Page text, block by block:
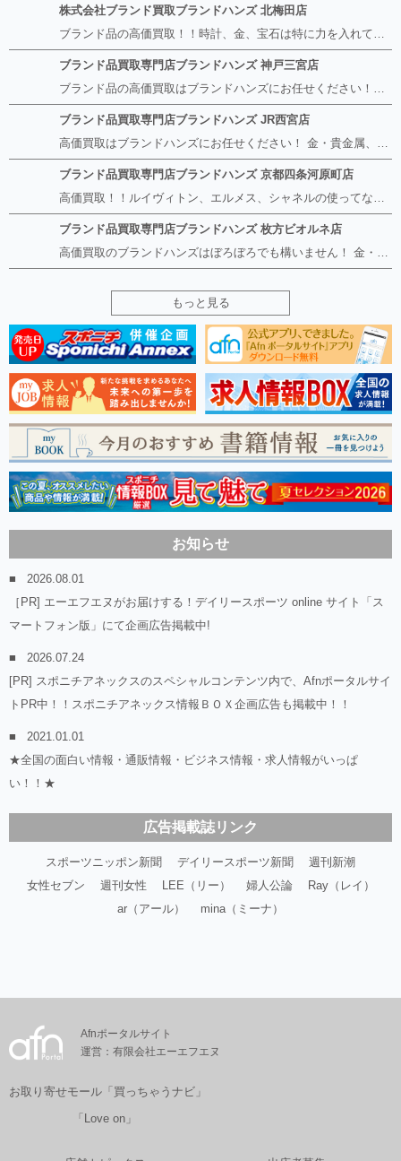
株式会社ブランド買取ブランドハンズ 北梅田店
ブランド品の高価買取！！時計、金、宝石は特に力を入れています！ ルイヴィトン、シャネル、ロレックス、エルメスはもちろん、グッチ、プラダ、セリーヌ、フェンディなどなど、 その他ブランド食器、銀シルバー製品、美容機器、脱毛器、スマホなど幅広く取り扱っているので まずは無料査定にお越しください！ 手数料は全て無料！全国対応の宅配買取も行っておりますのでお気軽にご連絡下さい！
ブランド品買取専門店ブランドハンズ 神戸三宮店
ブランド品の高価買取はブランドハンズにお任せください！！ 高騰し続けている金・貴金属はもちろん、ルイヴィトン、エルメス、シャネル、ロレックスは特に力を入れております。 その他ブランド食器、銀シルバー製品、美容機器、脱毛器、スマホなど幅広く取り扱っております！ 鑑定士は経験豊富で親切丁寧な対応を心がけております。 鑑定書がないものでもしっかり見させて頂きます。
ブランド品買取専門店ブランドハンズ JR西宮店
高価買取はブランドハンズにお任せください！ 金・貴金属、ルイヴィトン、エルメス、シャネル、ロレックスは特に力を入れておりますが、 他店で断られたボロボロになったバッグや財布、壊れたブランド品、時計、千切れた貴金属もお買取り可能です。 経験豊富な鑑定士が宝石やダイヤモンドの鑑定書がないものでもしっかり見させて頂きます。 その他ブランド食器、銀シルバー製品、美容機器、脱毛器、スマホなど幅広く取り扱っております！ 是非お気軽にお越しください。
ブランド品買取専門店ブランドハンズ 京都四条河原町店
高価買取！！ルイヴィトン、エルメス、シャネルの使ってないものなど ブランドハンズならボロボロでも構いません。 他店に断られたものも当店ならお買取り可能です！ ロレックスやフェンディ、グッチも大歓迎です！ ブランド品や貴金属、時計、宝石、ダイヤモンドは特に高価買取ですのでお査定だけでもお待ちしております。
ブランド品買取専門店ブランドハンズ 枚方ビオルネ店
高価買取のブランドハンズはぼろぼろでも構いません！ 金・貴金属、ルイヴィトンやエルメス、シャネルの使ってないものはございませんか？ 他店に断られたものも当店ならお買取り可能です！ ロレックスやフェンディ、グッチも大歓迎！ ブランド品や貴金属、時計、宝石、ダイヤモンドは特に高価買取ですがブランド食器、スマホ、美容機器、銀製品など幅広く取り扱っております。
もっと見る
お知らせ
2026.08.01
［PR] エーエフエヌがお届けする！デイリースポーツ online サイト「ス
マートフォン版」にて企画広告掲載中!
2026.07.24
[PR] スポニチアネックスのスペシャルコンテンツ内で、Afnポータルサイ
トPR中！！スポニチアネックス情報ＢＯＸ企画広告も掲載中！！
2021.01.01
★全国の面白い情報・通販情報・ビジネス情報・求人情報がいっぱ
い！！★
広告掲載誌リンク
スポーツニッポン新聞 デイリースポーツ新聞
週刊新潮
女性セブン
週刊女性 LEE（リー） 婦人公論
Ray（レイ）
ar（アール）
mina（ミーナ）
Afnポータルサイト
運営：有限会社エーエフエヌ
お取り寄せモール「買っちゃうナビ」
「Love on」